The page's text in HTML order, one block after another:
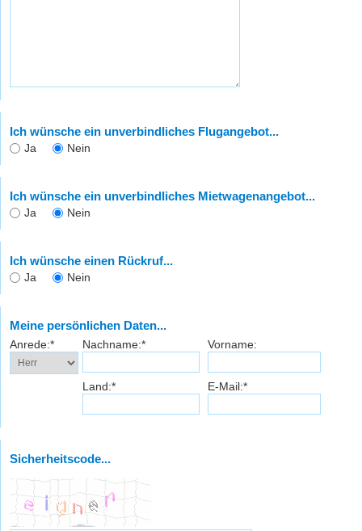
Ich wünsche ein unverbindliches Flugangebot...
Ja Nein
Ich wünsche ein unverbindliches Mietwagenangebot...
Ja Nein
Ich wünsche einen Rückruf...
Ja Nein
Meine persönlichen Daten...
Anrede:* Nachname:* Vorname:
Land:* E-Mail:*
Sicherheitscode...